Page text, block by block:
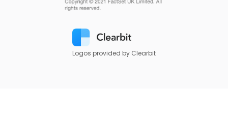
Logos provided by Clearbit